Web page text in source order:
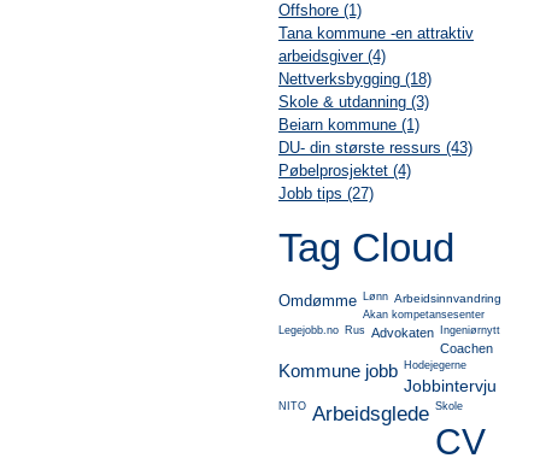
Offshore (1)
Tana kommune -en attraktiv
arbeidsgiver (4)
Nettverksbygging (18)
Skole & utdanning (3)
Beiarn kommune (1)
DU- din største ressurs (43)
Pøbelprosjektet (4)
Jobb tips (27)
Tag Cloud
Omdømme Lønn Arbeidsinnvandring
Akan kompetansesenter
Legejobb.no
Rus Advokaten Ingeniørnytt
Coachen
Kommune jobb Hodejegerne
Jobbintervju
NITO Arbeidsglede Skole
CV